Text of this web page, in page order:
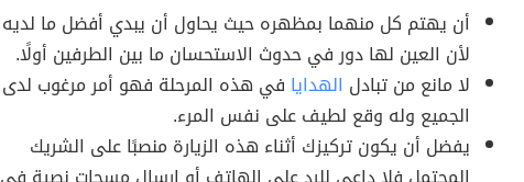
أن يهتم كل منهما بمظهره حيث يحاول أن يبدي أفضل ما لديه
لأن العين لها دور في حدوث الاستحسان ما بين الطرفين أولًا.
لا مانع من تبادل الهدايا في هذه المرحلة فهو أمر مرغوب لدى
الجميع وله وقع لطيف على نفس المرء.
يفضل أن يكون تركيزك أثناء هذه الزيارة منصبًا على الشريك